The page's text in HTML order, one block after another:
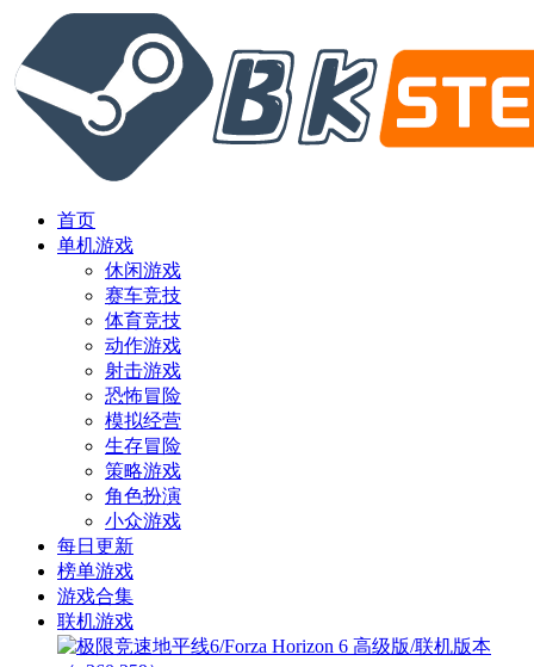
首页
单机游戏
休闲游戏
赛车竞技
体育竞技
动作游戏
射击游戏
恐怖冒险
模拟经营
生存冒险
策略游戏
角色扮演
小众游戏
每日更新
榜单游戏
游戏合集
联机游戏